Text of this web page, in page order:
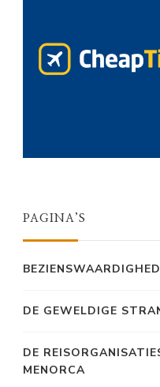
PAGINA’S
DE GEWELDIGE
DE
MENORCA